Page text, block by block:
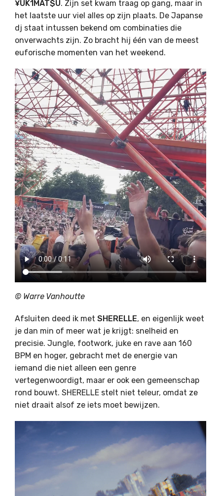
¥UK1MAT$U. Zijn set kwam traag op gang, maar in
het laatste uur viel alles op zijn plaats. De Japanse
dj staat intussen bekend om combinaties die
onverwachts zijn. Zo bracht hij één van de meest
euforische momenten van het weekend.
© Warre Vanhoutte
Afsluiten deed ik met SHERELLE, en eigenlijk weet
je dan min of meer wat je krijgt: snelheid en
precisie. Jungle, footwork, juke en rave aan 160
BPM en hoger, gebracht met de energie van
iemand die niet alleen een genre
vertegenwoordigt, maar er ook een gemeenschap
rond bouwt. SHERELLE stelt niet teleur, omdat ze
niet draait alsof ze iets moet bewijzen.